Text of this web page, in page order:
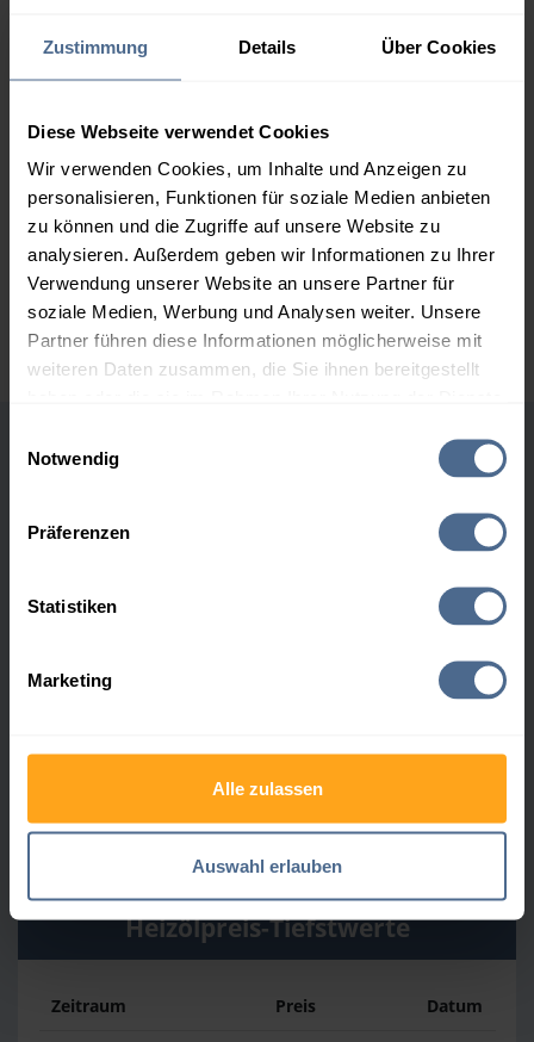
Zustimmung Details Über Cookies
Diese Webseite verwendet Cookies
Wir verwenden Cookies, um Inhalte und Anzeigen zu
personalisieren, Funktionen für soziale Medien anbieten
zu können und die Zugriffe auf unsere Website zu
analysieren. Außerdem geben wir Informationen zu Ihrer
Verwendung unserer Website an unsere Partner für
soziale Medien, Werbung und Analysen weiter. Unsere
Partner führen diese Informationen möglicherweise mit
weiteren Daten zusammen, die Sie ihnen bereitgestellt
Notwendig
Präferenzen
Statistiken
Marketing
Alle zulassen
Auswahl erlauben
2.000 Liter
3.000 Liter
163,19 €
163,19 €
5.000 Liter
161,68 €
161,68 €
Preise für Heizöl in Standardqualität nach Ö-Norm C 1109 in € / 100
Liter inkl. MwSt. und Lieferung bei einer Lieferstelle.
Höchst- und Tiefststände der
Heizölpreise in Maria Ellend
Heizölpreis-Höchstwerte
Zeitraum Datum
1 Jahr 198,11 € 03.04.2026
Heizölpreis-Tiefstwerte
Zeitraum Preis Datum